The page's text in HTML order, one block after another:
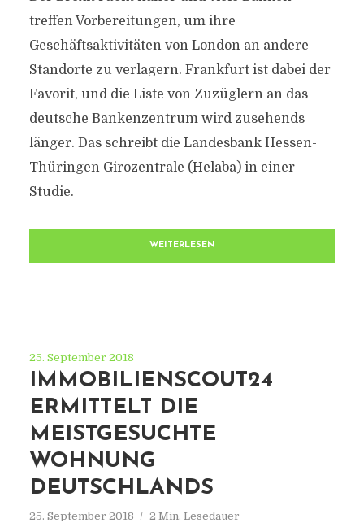
treffen Vorbereitungen, um ihre
Geschäftsaktivitäten von London an andere
Standorte zu verlagern. Frankfurt ist dabei der
Favorit, und die Liste von Zuzüglern an das
deutsche Bankenzentrum wird zusehends
länger. Das schreibt die Landesbank Hessen-
Thüringen Girozentrale (Helaba) in einer
Studie.
WEITERLESEN
25. September 2018
IMMOBILIENSCOUT24
ERMITTELT DIE
MEISTGESUCHTE
WOHNUNG
DEUTSCHLANDS
25. September 2018 2 Min. Lesedauer